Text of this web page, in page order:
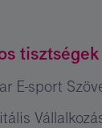
tisztségek
E-sport